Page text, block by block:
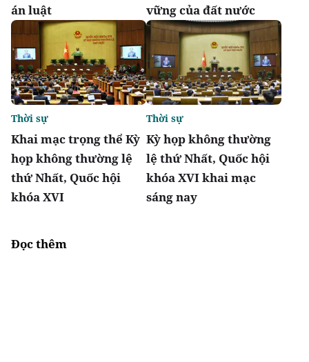
án luật
vững của đất nước
Khai mạc trọng thể Kỳ
họp không thường lệ
thứ Nhất, Quốc hội
khóa XVI
Thời sự
Kỳ họp không thường
lệ thứ Nhất, Quốc hội
khóa XVI khai mạc
sáng nay
Thời sự
Đọc thêm